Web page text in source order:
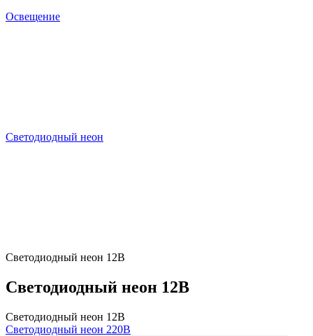
Освещение
Светодиодный неон
Светодиодный неон 12В
Светодиодный неон 12В
Светодиодный неон 12В
Светодиодный неон 220В